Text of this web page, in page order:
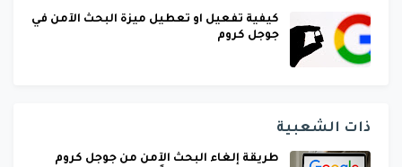
كيفية تفعيل او تعطيل ميزة البحث الآمن في
جوجل كروم
ذات الشعبية
طريقة إلغاء البحث الآمن من جوجل كروم